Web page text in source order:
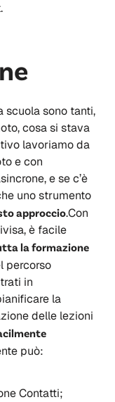
scuola sono tanti,
cosa si stava
lavoriamo da
e con
e se c’è
uno strumento
approccio.Con
è facile
la formazione
percorso
in
la
delle lezioni
può:
Contatti;